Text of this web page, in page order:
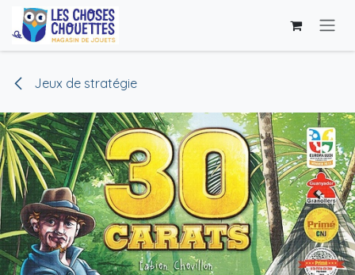
Se rendre au contenu
Jeux de stratégie